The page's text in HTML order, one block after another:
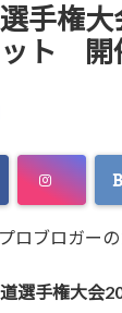
手権
ト 開
ブロガーの
選手権大会